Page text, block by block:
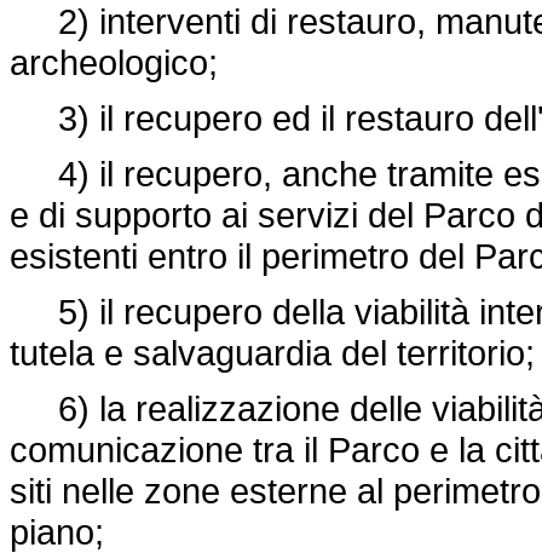
2) interventi di restauro,
archeologico;
3) il recupero ed il restauro
4) il recupero, anche tramite
e di supporto ai servizi del Parco
esistenti entro il perimetro del
5) il recupero della viabilità
tutela e salvaguardia del territorio;
6) la realizzazione delle
comunicazione tra il Parco e la
siti nelle zone esterne al
piano;